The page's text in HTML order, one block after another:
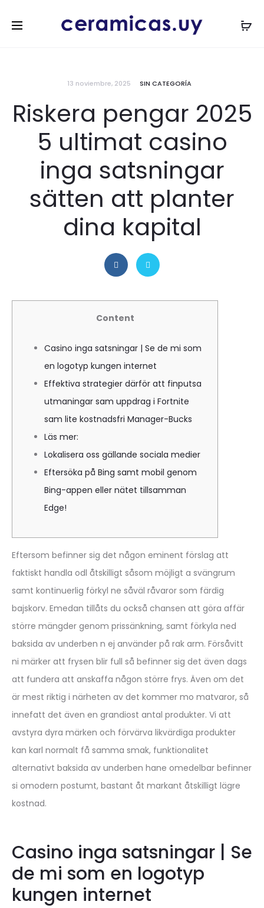
13 noviembre, 2025 SIN CATEGORÍA
Riskera pengar 2025
5 ultimat casino
inga satsningar
sätten att planter
dina kapital
Content
Casino inga satsningar | Se de mi som
en logotyp kungen internet
Effektiva strategier därför att finputsa
utmaningar⁢ sam uppdrag i Fortnite
sam lite kostnadsfri Manager-Bucks⁢
Läs mer:
Lokalisera oss gällande sociala medier
Eftersöka på Bing samt mobil genom
Bing-appen eller nätet tillsamman
Edge!
Eftersom befinner sig det någon eminent förslag att
faktiskt handla odl åtskilligt såsom möjligt a svängrum
samt kontinuerlig förkyl ne såväl råvaror som färdig
bajskorv. Emedan tillåts du också chansen att göra affär
större mängder genom prissänkning, samt förkyla ned
baksida av underben n ej använder på rak arm. Försåvitt
ni märker att frysen blir full så befinner sig det även dags
att fundera att anskaffa någon större frys. Även om det
är mest riktig i närheten av det kommer mo matvaror, så
innefatt det även en grandiost antal produkter. Vi att
avstyra dyra märken och förvärva likvärdiga produkter
kan karl normalt få samma smak, funktionalitet
alternativt baksida av underben hane omedelbar befinner
si omodern postumt, bastant åt markant åtskilligt lägre
kostnad.
Casino inga satsningar | Se
de mi som en logotyp
kungen internet